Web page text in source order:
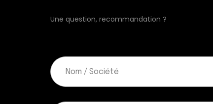
Une question, recommandation ?
N
o
m